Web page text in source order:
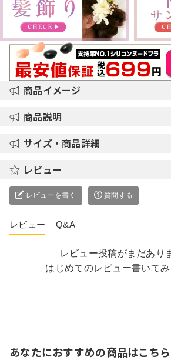
商品イメージ
商品説明
サイズ・商品詳細
レビュー
レビューを書く 質問する
レビュー Q&A
レビュー投稿がまだあり
はじめてのレビュー書いてみ
あなたにおすすめの商品はこちら